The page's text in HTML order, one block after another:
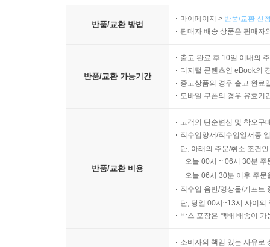
반품/교환 방법
마이페이지 > 반품/교환 신
판매자 배송 상품은 판매자
반품/교환 가능기간
출고 완료 후 10일 이내의
디지털 콘텐츠인 eBook의
중고상품의 경우 출고 완료
모바일 쿠폰의 경우 유효기
반품/교환 비용
고객의 단순변심 및 착오구
직수입양서/직수입일서중
단, 아래의 주문/취소 조건
오늘 00시 ~ 06시 30분
오늘 06시 30분 이후 주
직수입 음반/영상물/기프트
단, 당일 00시~13시 사이의
박스 포장은 택배 배송이
소비자의 책임 있는 사유로